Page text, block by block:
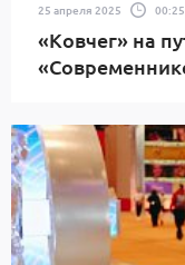
25 апреля 2025 00:25
«Ковчег» на